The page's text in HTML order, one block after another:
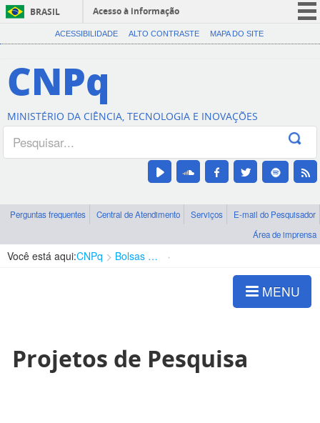
BRASIL
Acesso à informação
CORONAVÍRUS (COVID-19)
Canais
ACESSIBILIDADE ALTO CONTRASTE MAPA DO SITE
CNPq
MINISTÉRIO DA CIÊNCIA, TECNOLOGIA E INOVAÇÕES
Perguntas frequentes Central de Atendimento Serviços
E-mail do Pesquisador
Área de imprensa
Você está aqui:CNPq Bolsas e Auxílios Vigentes
MENU
Projetos de Pesquisa